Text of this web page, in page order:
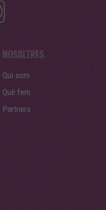
Qui som
Què fem
Partners